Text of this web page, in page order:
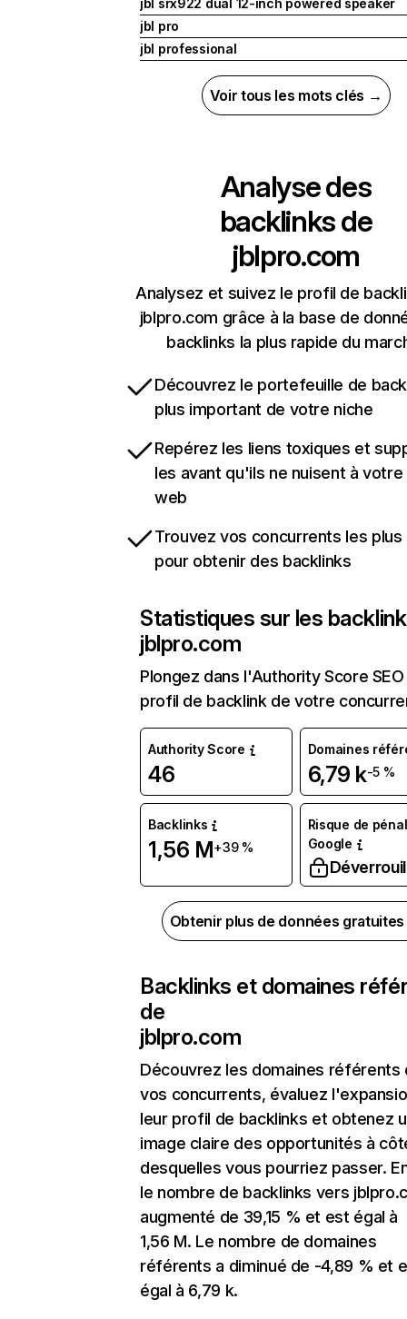
jbl srx922 dual 12-inch powered speaker
jbl pro
jbl professional
Voir tous les mots clés →
Analyse des
backlinks de
jblpro.com
Analysez et suivez le profil de
jblpro.com grâce à la base de
backlinks la plus rapide du
Découvrez le portefeuille de
plus important de votre niche
Repérez les liens toxiques et
les avant qu'ils ne nuisent à
web
Trouvez vos concurrents les
pour obtenir des backlinks
Statistiques sur les
jblpro.com
Plongez dans l'Authority Score
profil de backlink de votre
Authority Score
46
Domaines
6,79 k-5 %
Backlinks
1,56 M+39 %
Risque de
Google
Obtenir plus de données
Backlinks et domaines
de
jblpro.com
Découvrez les domaines référents
vos concurrents, évaluez
leur profil de backlinks et obtenez
image claire des opportunités à
desquelles vous pourriez passer.
le nombre de backlinks vers
augmenté de 39,15 % et est égal à
1,56 M. Le nombre de domaines
référents a diminué de -4,89 % et
égal à 6,79 k.